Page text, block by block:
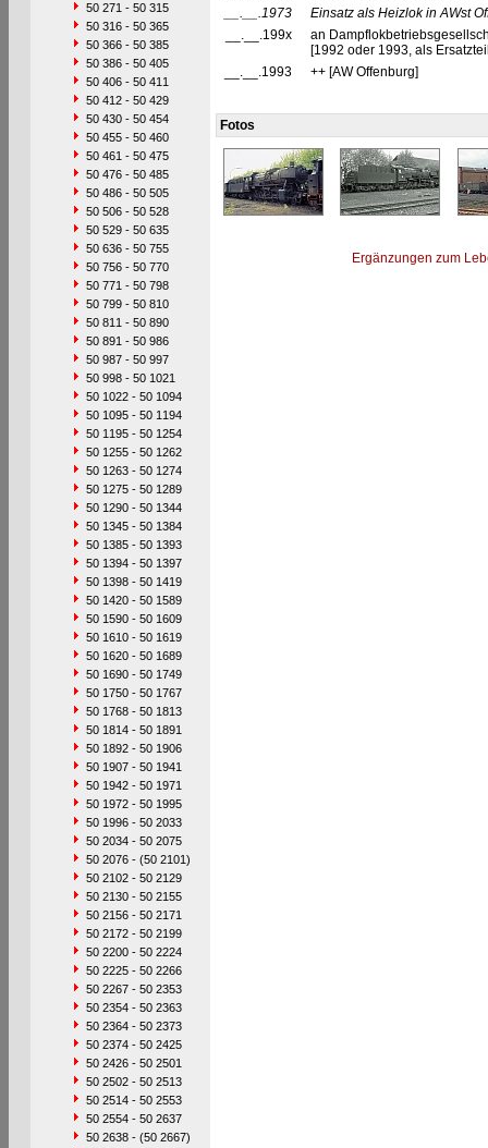
50 271 - 50 315
50 316 - 50 365
50 366 - 50 385
50 386 - 50 405
50 406 - 50 411
50 412 - 50 429
50 430 - 50 454
50 455 - 50 460
50 461 - 50 475
50 476 - 50 485
50 486 - 50 505
50 506 - 50 528
50 529 - 50 635
50 636 - 50 755
50 756 - 50 770
50 771 - 50 798
50 799 - 50 810
50 811 - 50 890
50 891 - 50 986
50 987 - 50 997
50 998 - 50 1021
50 1022 - 50 1094
50 1095 - 50 1194
50 1195 - 50 1254
50 1255 - 50 1262
50 1263 - 50 1274
50 1275 - 50 1289
50 1290 - 50 1344
50 1345 - 50 1384
50 1385 - 50 1393
50 1394 - 50 1397
50 1398 - 50 1419
50 1420 - 50 1589
50 1590 - 50 1609
50 1610 - 50 1619
50 1620 - 50 1689
50 1690 - 50 1749
50 1750 - 50 1767
50 1768 - 50 1813
50 1814 - 50 1891
50 1892 - 50 1906
50 1907 - 50 1941
50 1942 - 50 1971
50 1972 - 50 1995
50 1996 - 50 2033
50 2034 - 50 2075
50 2076 - (50 2101)
50 2102 - 50 2129
50 2130 - 50 2155
50 2156 - 50 2171
50 2172 - 50 2199
50 2200 - 50 2224
50 2225 - 50 2266
50 2267 - 50 2353
50 2354 - 50 2363
50 2364 - 50 2373
50 2374 - 50 2425
50 2426 - 50 2501
50 2502 - 50 2513
50 2514 - 50 2553
50 2554 - 50 2637
50 2638 - (50 2667)
__.__.1973
Einsatz als Heizlok in AWst
__.__.199x
an
[1992 oder 1993, als
__.__.1993
++ [AW Offenburg]
Fotos
Ergänzungen zum